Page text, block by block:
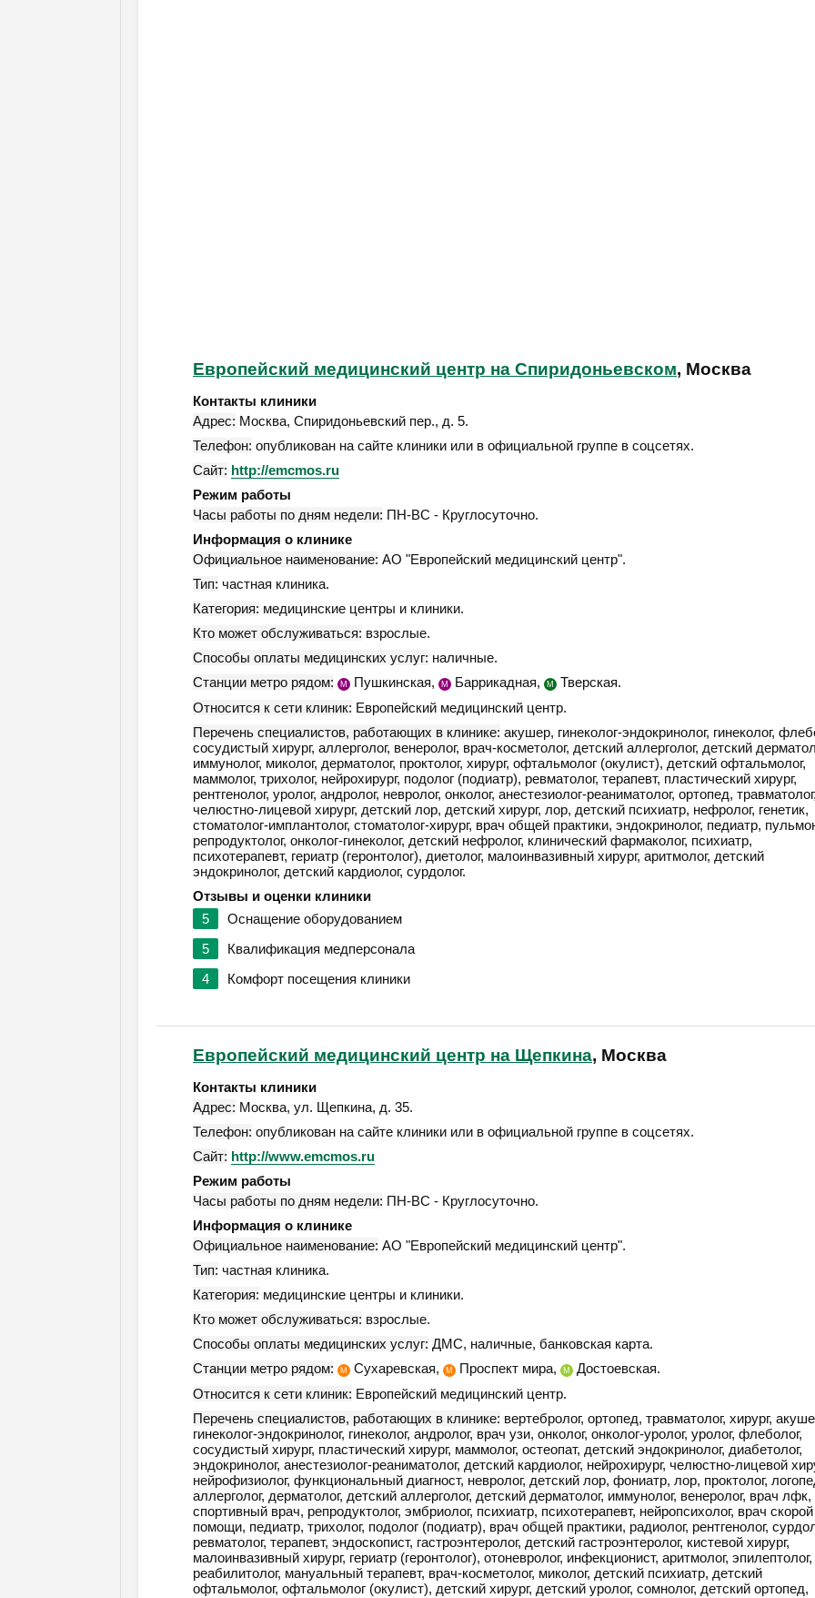
Европейский медицинский центр на Спиридоньевском, Москва
Контакты клиники
Адрес: Москва, Спиридоньевский пер., д. 5.
Телефон: опубликован на сайте клиники или в официальной группе в соцсетях.
Сайт: http://emcmos.ru
Режим работы
Часы работы по дням недели: ПН-ВС - Круглосуточно.
Информация о клинике
Официальное наименование: АО "Европейский медицинский центр".
Тип: частная клиника.
Категория: медицинские центры и клиники.
Кто может обслуживаться: взрослые.
Способы оплаты медицинских услуг: наличные.
Станции метро рядом:
М Пушкинская, М Баррикадная, М
Тверская.
Относится к сети клиник: Европейский медицинский центр.
Перечень специалистов, работающих в клинике: акушер, гинеколог-эндокринолог, гинеколог,
сосудистый хирург, аллерголог, венеролог, врач-косметолог, детский аллерголог, детский
иммунолог, миколог, дерматолог, проктолог, хирург, офтальмолог (окулист), детский офтальмолог,
маммолог, трихолог, нейрохирург, подолог (подиатр), ревматолог, терапевт, пластический хирург,
рентгенолог, уролог, андролог, невролог, онколог, анестезиолог-реаниматолог, ортопед, травматолог,
челюстно-лицевой хирург, детский лор, детский хирург, лор, детский психиатр, нефролог, генетик,
стоматолог-имплантолог, стоматолог-хирург, врач общей практики, эндокринолог, педиатр,
репродуктолог, онколог-гинеколог, детский нефролог, клинический фармаколог, психиатр,
психотерапевт, гериатр (геронтолог), диетолог, малоинвазивный хирург, аритмолог, детский
эндокринолог, детский кардиолог, сурдолог.
Отзывы и оценки клиники
5
Оснащение оборудованием
5
Квалификация медперсонала
4
Комфорт посещения клиники
Европейский медицинский центр на Щепкина, Москва
Контакты клиники
Адрес: Москва, ул. Щепкина, д. 35.
Телефон: опубликован на сайте клиники или в официальной группе в соцсетях.
Сайт: http://www.emcmos.ru
Режим работы
Часы работы по дням недели: ПН-ВС - Круглосуточно.
Информация о клинике
Официальное наименование: АО "Европейский медицинский центр".
Тип: частная клиника.
Категория: медицинские центры и клиники.
Кто может обслуживаться: взрослые.
Способы оплаты медицинских услуг: ДМС, наличные, банковская карта.
Станции метро рядом:
М Сухаревская, М Проспект мира, М
Достоевская.
Относится к сети клиник: Европейский медицинский центр.
Перечень специалистов, работающих в клинике: вертебролог, ортопед, травматолог, хирург,
гинеколог-эндокринолог, гинеколог, андролог, врач узи, онколог, онколог-уролог, уролог, флеболог,
сосудистый хирург, пластический хирург, маммолог, остеопат, детский эндокринолог, диабетолог,
эндокринолог, анестезиолог-реаниматолог, детский кардиолог, нейрохирург, челюстно-лицевой
нейрофизиолог, функциональный диагност, невролог, детский лор, фониатр, лор, проктолог,
аллерголог, дерматолог, детский аллерголог, детский дерматолог, иммунолог, венеролог, врач лфк,
спортивный врач, репродуктолог, эмбриолог, психиатр, психотерапевт, нейропсихолог, врач скорой
помощи, педиатр, трихолог, подолог (подиатр), врач общей практики, радиолог, рентгенолог,
ревматолог, терапевт, эндоскопист, гастроэнтеролог, детский гастроэнтеролог, кистевой хирург,
малоинвазивный хирург, гериатр (геронтолог), отоневролог, инфекционист, аритмолог, эпилептолог,
реабилитолог, мануальный терапевт, врач-косметолог, миколог, детский психиатр, детский
офтальмолог, офтальмолог (окулист), детский хирург, детский уролог, сомнолог, детский ортопед,